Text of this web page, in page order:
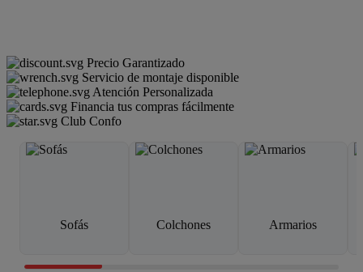
Precio Garantizado
Servicio de montaje disponible
Atención Personalizada
Financia tus compras fácilmente
Club Confo
Sofás Colchones Armarios